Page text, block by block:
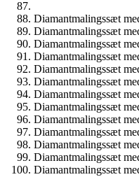
Diamantmalingssæt
Diamantmalingssæt
Diamantmalingssæt
Diamantmalingssæt
Diamantmalingssæt
Diamantmalingssæt
Diamantmalingssæt
Diamantmalingssæt
Diamantmalingssæt
Diamantmalingssæt
Diamantmalingssæt
Diamantmalingssæt
Diamantmalingssæt